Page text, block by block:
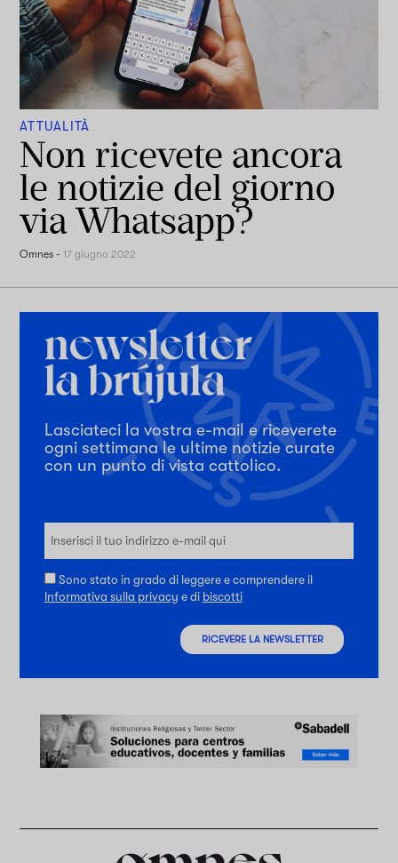
ATTUALITÀ
Non ricevete ancora
le notizie del giorno
via Whatsapp?
Omnes -17 giugno 2022
Lasciateci la vostra e-mail e riceverete
ogni settimana le ultime notizie curate
con un punto di vista cattolico.
Sono stato in grado di leggere e comprendere il
Informativa sulla privacy e di biscotti
RICEVERE LA NEWSLETTER